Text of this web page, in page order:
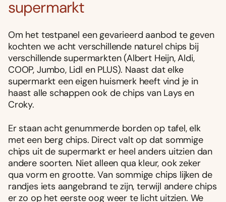
supermarkt
Om het testpanel een gevarieerd aanbod te geven
kochten we acht verschillende naturel chips bij
verschillende supermarkten (Albert Heijn, Aldi,
COOP, Jumbo, Lidl en PLUS). Naast dat elke
supermarkt een eigen huismerk heeft vind je in
haast alle schappen ook de chips van Lays en
Croky.
Er staan acht genummerde borden op tafel, elk
met een berg chips. Direct valt op dat sommige
chips uit de supermarkt er heel anders uitzien dan
andere soorten. Niet alleen qua kleur, ook zeker
qua vorm en grootte. Van sommige chips lijken de
randjes iets aangebrand te zijn, terwijl andere chips
er zo op het eerste oog weer te licht uitzien. We